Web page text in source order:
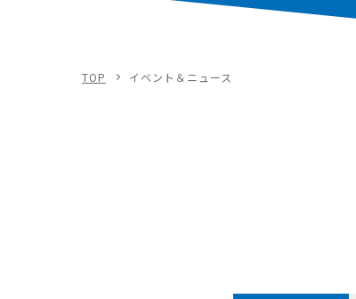
TOP イベント＆ニュース